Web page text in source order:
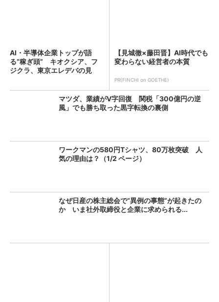
AI・半導体企業トップが語
る“稼ぎ頭” キオクシア、フ
ジクラ、東京エレデバの見
【見城徹×藤田晋】AI時代でも
変わらない経営者の本質
PR(FINCHI on GOETHE)
マツダ、業績がV字回復 関税「300億円の逆
風」でも勝ち取った黒字転換の裏側
ワークマンの580円Tシャツ、80万枚突破 人
気の理由は？（1/2 ページ）
なぜ日産の株主総会で“異例の事態”が起きたの
か いま社外取締役と企業に求められる...